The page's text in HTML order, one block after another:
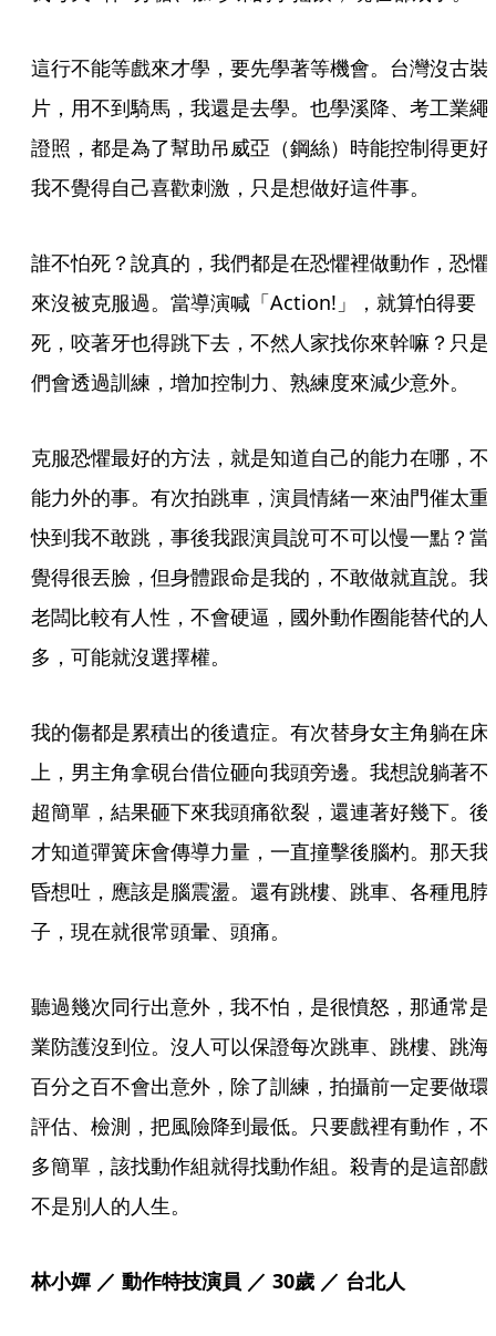
這行不能等戲來才學，要先學著等機會。台灣沒古裝
片，用不到騎馬，我還是去學。也學溪降、考工業繩
證照，都是為了幫助吊威亞（鋼絲）時能控制得更好
我不覺得自己喜歡刺激，只是想做好這件事。
誰不怕死？說真的，我們都是在恐懼裡做動作，恐懼
來沒被克服過。當導演喊「Action!」，就算怕得要
死，咬著牙也得跳下去，不然人家找你來幹嘛？只是
們會透過訓練，增加控制力、熟練度來減少意外。
克服恐懼最好的方法，就是知道自己的能力在哪，不
能力外的事。有次拍跳車，演員情緒一來油門催太重
快到我不敢跳，事後我跟演員說可不可以慢一點？當
覺得很丟臉，但身體跟命是我的，不敢做就直說。我
老闆比較有人性，不會硬逼，國外動作圈能替代的人
多，可能就沒選擇權。
我的傷都是累積出的後遺症。有次替身女主角躺在床
上，男主角拿硯台借位砸向我頭旁邊。我想說躺著不
超簡單，結果砸下來我頭痛欲裂，還連著好幾下。後
才知道彈簧床會傳導力量，一直撞擊後腦杓。那天我
昏想吐，應該是腦震盪。還有跳樓、跳車、各種甩脖
子，現在就很常頭暈、頭痛。
聽過幾次同行出意外，我不怕，是很憤怒，那通常是
業防護沒到位。沒人可以保證每次跳車、跳樓、跳海
百分之百不會出意外，除了訓練，拍攝前一定要做環
評估、檢測，把風險降到最低。只要戲裡有動作，不
多簡單，該找動作組就得找動作組。殺青的是這部戲
不是別人的人生。
林小嬋 ／ 動作特技演員 ／ 30歲 ／ 台北人